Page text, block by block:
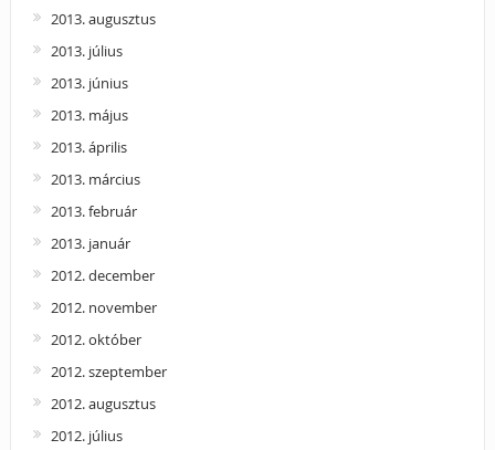
2013. augusztus
2013. július
2013. június
2013. május
2013. április
2013. március
2013. február
2013. január
2012. december
2012. november
2012. október
2012. szeptember
2012. augusztus
2012. július